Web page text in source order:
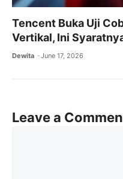
Tencent Buka Uji
Vertikal, Ini
Dewita June 17, 2026
Leave a